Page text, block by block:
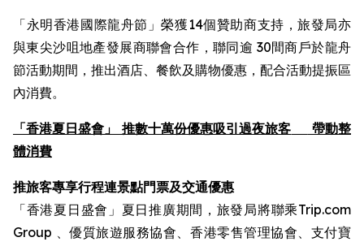
「永明香港國際龍舟節」榮獲14個贊助商支持，旅發局亦
與東尖沙咀地產發展商聯會合作，聯同逾 30間商戶於龍舟
節活動期間，推出酒店、餐飲及購物優惠，配合活動提振區
內消費。
「香港夏日盛會」 推數十萬份優惠吸引過夜旅客
帶動整
體消費
推旅客專享行程連景點門票及交通優惠
「香港夏日盛會」夏日推廣期間，旅發局將聯乘Trip.com
Group 、優質旅遊服務協會、香港零售管理協會、支付寶